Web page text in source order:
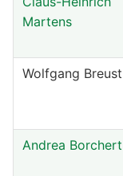
Martens
Wolfgang Breust
Andrea Borchert